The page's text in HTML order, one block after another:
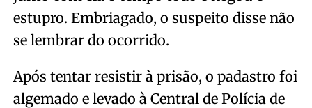
estupro. Embriagado, o suspeito disse não
se lembrar do ocorrido.
Após tentar resistir à prisão, o padastro foi
algemado e levado à Central de Polícia de